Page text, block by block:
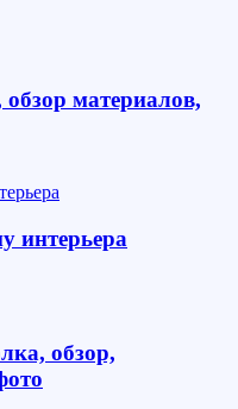
материалов,
интерьера
обзор,